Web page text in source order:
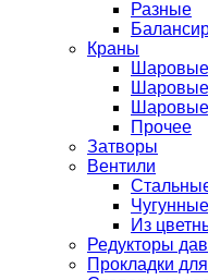
Разные
Краны
Прочее
Затворы
Вентили
Чугунные
Из
Редукторы
Прокладки